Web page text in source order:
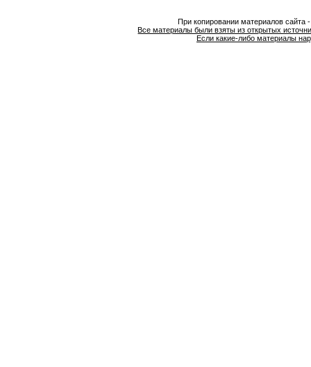
При копировании материалов сайта
Все материалы были взяты из открытых
Если какие-либо материалы